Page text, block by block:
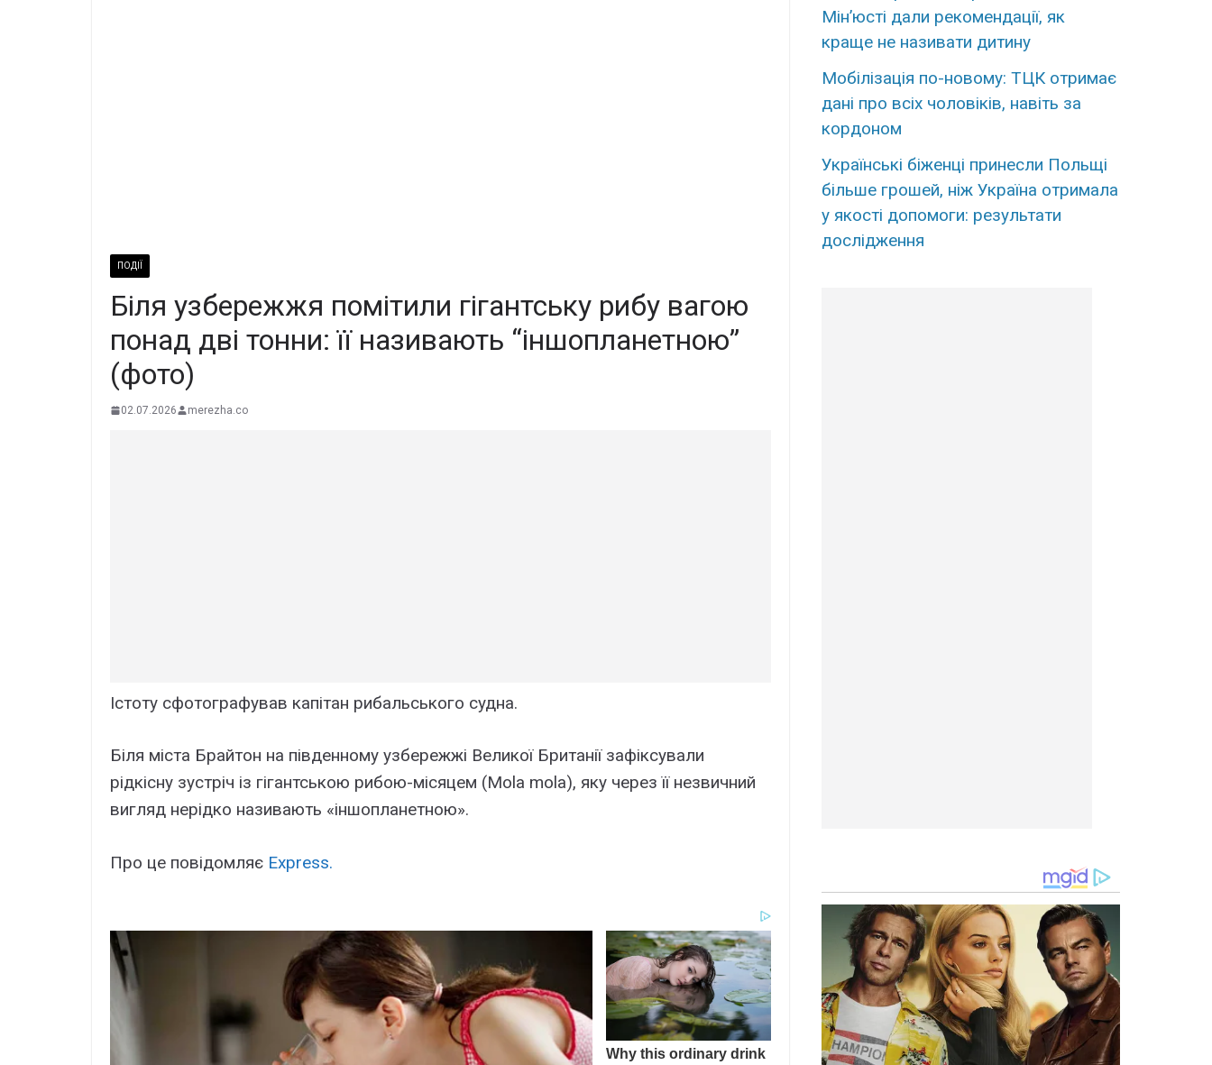
ПОДІЇ
Біля узбережжя помітили гігантську рибу вагою
понад дві тонни: її називають “іншопланетною”
(фото)
02.07.2026 merezha.co
Істоту сфотографував капітан рибальського судна.
Біля міста Брайтон на південному узбережжі Великої Британії зафіксували
рідкісну зустріч із гігантською рибою-місяцем (Mola mola), яку через її незвичний
вигляд нерідко називають «іншопланетною».
Про це повідомляє Express.
Мін’юсті дали рекомендації, як
краще не називати дитину
Мобілізація по-новому: ТЦК отримає
дані про всіх чоловіків, навіть за
кордоном
Українські біженці принесли Польщі
більше грошей, ніж Україна отримала
у якості допомоги: результати
дослідження